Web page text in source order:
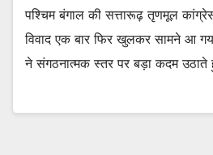
पश्चिम बंगाल की सत्तारूढ़ तृणमूल
विवाद एक बार फिर खुलकर सामने आ
ने संगठनात्मक स्तर पर बड़ा कदम